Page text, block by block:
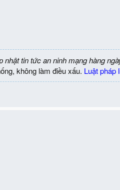
nhật tin tức an ninh mạng hàng
không làm điều xấu. Luật pháp